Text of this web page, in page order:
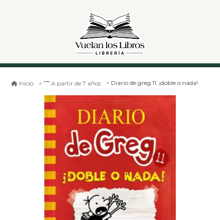
Inicio A partir de 7 años Diario de greg 11. ¡doble o nada!